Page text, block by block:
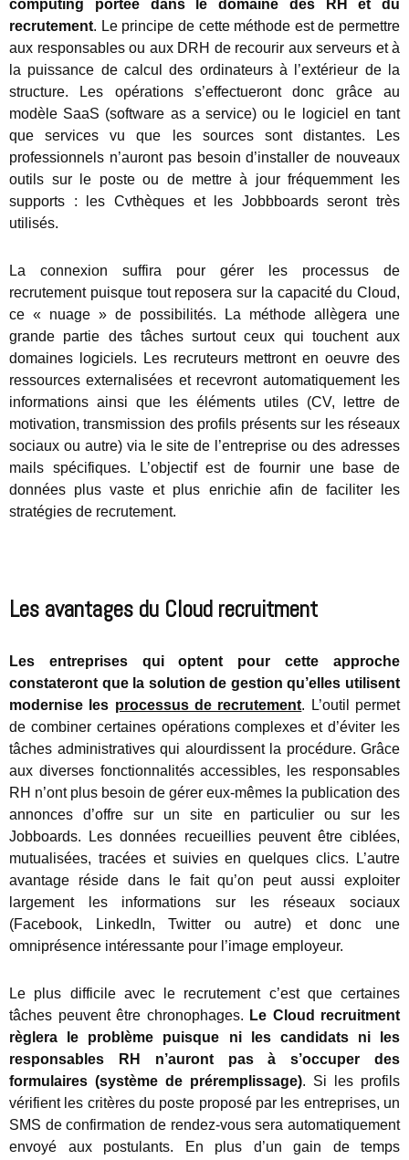
computing portée dans le domaine des RH et du
recrutement. Le principe de cette méthode est de permettre
aux responsables ou aux DRH de recourir aux serveurs et à
la puissance de calcul des ordinateurs à l’extérieur de la
structure. Les opérations s’effectueront donc grâce au
modèle SaaS (software as a service) ou le logiciel en tant
que services vu que les sources sont distantes. Les
professionnels n’auront pas besoin d’installer de nouveaux
outils sur le poste ou de mettre à jour fréquemment les
supports : les Cvthèques et les Jobbboards seront très
utilisés.
La connexion suffira pour gérer les processus de
recrutement puisque tout reposera sur la capacité du Cloud,
ce « nuage » de possibilités. La méthode allègera une
grande partie des tâches surtout ceux qui touchent aux
domaines logiciels. Les recruteurs mettront en oeuvre des
ressources externalisées et recevront automatiquement les
informations ainsi que les éléments utiles (CV, lettre de
motivation, transmission des profils présents sur les réseaux
sociaux ou autre) via le site de l’entreprise ou des adresses
mails spécifiques. L’objectif est de fournir une base de
données plus vaste et plus enrichie afin de faciliter les
stratégies de recrutement.
Les avantages du Cloud recruitment
Les entreprises qui optent pour cette approche
constateront que la solution de gestion qu’elles utilisent
modernise les processus de recrutement. L’outil permet
de combiner certaines opérations complexes et d’éviter les
tâches administratives qui alourdissent la procédure. Grâce
aux diverses fonctionnalités accessibles, les responsables
RH n’ont plus besoin de gérer eux-mêmes la publication des
annonces d’offre sur un site en particulier ou sur les
Jobboards. Les données recueillies peuvent être ciblées,
mutualisées, tracées et suivies en quelques clics. L’autre
avantage réside dans le fait qu’on peut aussi exploiter
largement les informations sur les réseaux sociaux
(Facebook, LinkedIn, Twitter ou autre) et donc une
omniprésence intéressante pour l’image employeur.
Le plus difficile avec le recrutement c’est que certaines
tâches peuvent être chronophages. Le Cloud recruitment
règlera le problème puisque ni les candidats ni les
responsables RH n’auront pas à s’occuper des
formulaires (système de préremplissage). Si les profils
vérifient les critères du poste proposé par les entreprises, un
SMS de confirmation de rendez-vous sera automatiquement
envoyé aux postulants. En plus d’un gain de temps